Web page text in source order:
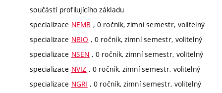
součástí profilujícího základu
specializace NEMB , 0 ročník, zimní semestr, volitelný
specializace NBIO , 0 ročník, zimní semestr, volitelný
specializace NSEN , 0 ročník, zimní semestr, volitelný
specializace NVIZ , 0 ročník, zimní semestr, volitelný
specializace NGRI , 0 ročník, zimní semestr, volitelný